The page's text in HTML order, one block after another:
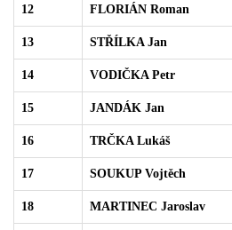
12 FLORIÁN Roman
13 STŘÍLKA Jan
14 VODIČKA Petr
15 JANDÁK Jan
16 TRČKA Lukáš
17 SOUKUP Vojtěch
18 MARTINEC Jaroslav